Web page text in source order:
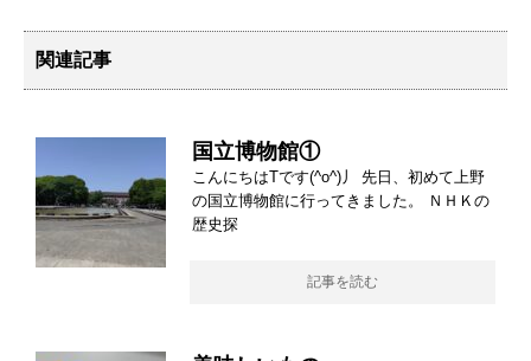
関連記事
国立博物館①
こんにちはTです(^o^)丿 先日、初めて上野
の国立博物館に行ってきました。 ＮＨＫの
歴史探
記事を読む